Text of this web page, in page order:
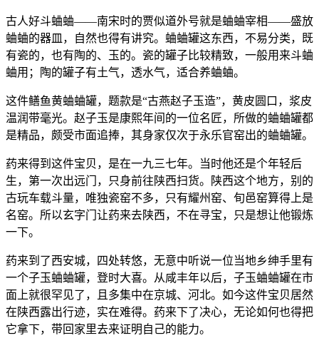
古人好斗蛐蛐——南宋时的贾似道外号就是蛐蛐宰相——盛放
蛐蛐的器皿，自然也得有讲究。蛐蛐罐这东西，不易分类，既
有瓷的，也有陶的、玉的。瓷的罐子比较精致，一般用来斗蛐
蛐用；陶的罐子有土气，透水气，适合养蛐蛐。
这件鳝鱼黄蛐蛐罐，题款是“古燕赵子玉造”，黄皮圆口，浆皮
温润带毫光。赵子玉是康熙年间的一位名匠，所做的蛐蛐罐都
是精品，颇受市面追捧，其身家仅次于永乐官窑出的蛐蛐罐。
药来得到这件宝贝，是在一九三七年。当时他还是个年轻后
生，第一次出远门，只身前往陕西扫货。陕西这个地方，别的
古玩车载斗量，唯独瓷窑不多，只有耀州窑、旬邑窑算得上是
名窑。所以玄字门让药来去陕西，不在寻宝，只是想让他锻炼
一下。
药来到了西安城，四处转悠，无意中听说一位当地乡绅手里有
一个子玉蛐蛐罐，登时大喜。从咸丰年以后，子玉蛐蛐罐在市
面上就很罕见了，且多集中在京城、河北。如今这件宝贝居然
在陕西露出行迹，实在难得。药来下了决心，无论如何也得把
它拿下，带回家里去来证明自己的能力。